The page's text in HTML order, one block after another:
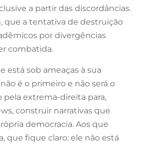
a partir das discordâncias.
que a tentativa de destruição
por divergências
combatida.
está sob ameaças à sua
é o primeiro e não será o
pela extrema-direita para,
construir narrativas que
democracia. Aos que
que fique claro: ele não está